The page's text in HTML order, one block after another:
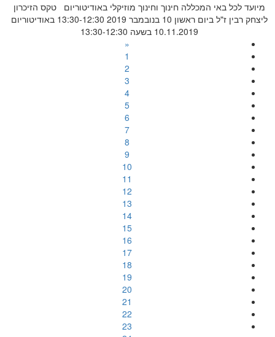
מיועד לכל באי המכללה חינוך וחינוך מוזיקלי באודיטוריום טקס הזיכרון
ליצחק רבין ז"ל ביום ראשון 10 בנובמבר 2019 13:30-12:30 באודיטוריום
10.11.2019 בשעה 13:30-12:30
«
1
2
3
4
5
6
7
8
9
10
11
12
13
14
15
16
17
18
19
20
21
22
23